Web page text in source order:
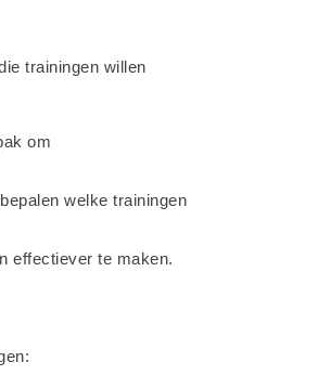
trainingen willen
om
welke trainingen
effectiever te maken.